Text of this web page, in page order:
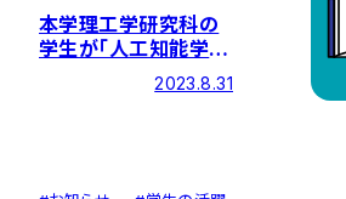
本学理工学研究科の
学生が「人工知能学会
全国大会」で優秀賞を
2023.8.31